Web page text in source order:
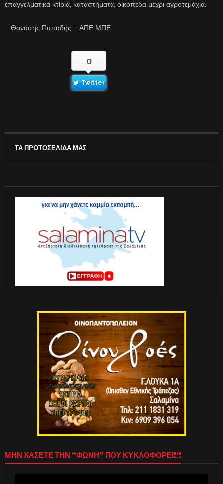
επαγγελματικά κτίρια, καταστήματα, οικόπεδα μέχρι αγροτεμάχια.
Θανάσης Παπαδής – ΑΠΕ ΜΠΕ
0
Twitter
ΤΑ ΠΡΩΤΟΣΕΛΙΔΑ ΜΑΣ
ΜΗΝ ΧΑΣΕΤΕ ΤΗΝ “ΦΩΝΗ” ΠΟΥ ΚΥΚΛΟΦΟΡΕΙ!!!